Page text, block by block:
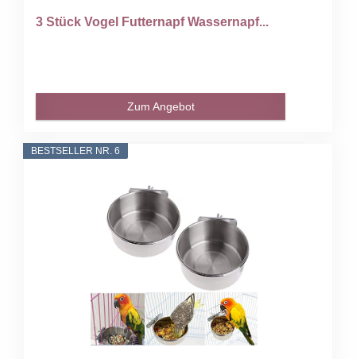
3 Stück Vogel Futternapf Wassernapf...
Zum Angebot
BESTSELLER NR. 6